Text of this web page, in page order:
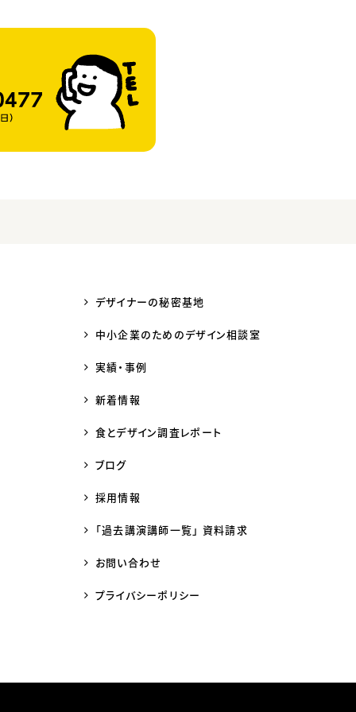
デザイナーの秘密基地
中小企業のためのデザイン相談室
実績・事例
新着情報
食とデザイン調査レポート
ブログ
採用情報
「過去講演講師一覧」 資料請求
お問い合わせ
プライバシーポリシー